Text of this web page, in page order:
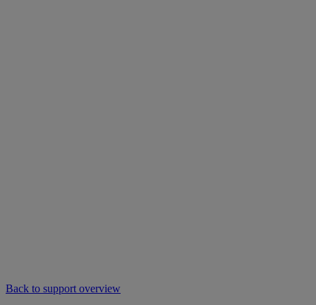
Back to support overview